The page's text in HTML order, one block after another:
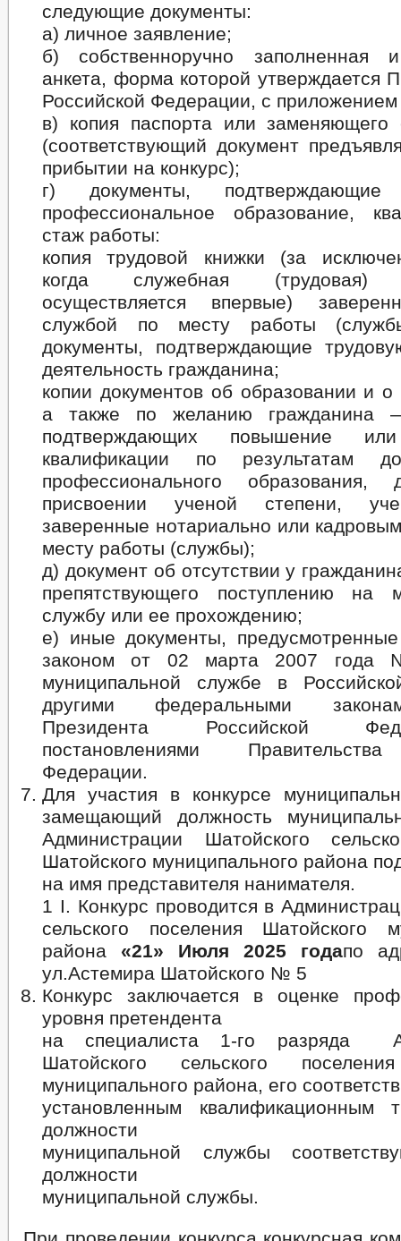
следующие документы:
а) личное заявление;
б) собственноручно заполненная
анкета, форма которой утверждается
Российской Федерации, с
в) копия паспорта или заменяющего
(соответствующий документ
прибытии на конкурс);
г) документы, подтверждающие
профессиональное образование,
стаж работы:
копия трудовой книжки (за
когда служебная (трудовая)
осуществляется впервые)
службой по месту работы
документы, подтверждающие
деятельность гражданина;
копии документов об образовании и о
а также по желанию гражданина
подтверждающих повышение
квалификации по результатам
профессионального образования,
присвоении ученой степени,
заверенные нотариально или
месту работы (службы);
д) документ об отсутствии у
препятствующего поступлению на
службу или ее прохождению;
е) иные документы,
законом от 02 марта 2007
муниципальной службе в
другими федеральными
Президента Российской
постановлениями
Федерации.
Для участия в конкурсе
замещающий должность
Администрации Шатойского
Шатойского муниципального района
на имя представителя нанимателя.
1 I. Конкурс проводится в
сельского поселения Шатойского
района «21» Июля 2025 годапо
ул.Астемира Шатойского № 5
Конкурс заключается в оценке
уровня претендента
на специалиста 1-го разряда
Шатойского сельского
муниципального района, его
установленным квалификационным
должности
муниципальной службы
должности
муниципальной службы.